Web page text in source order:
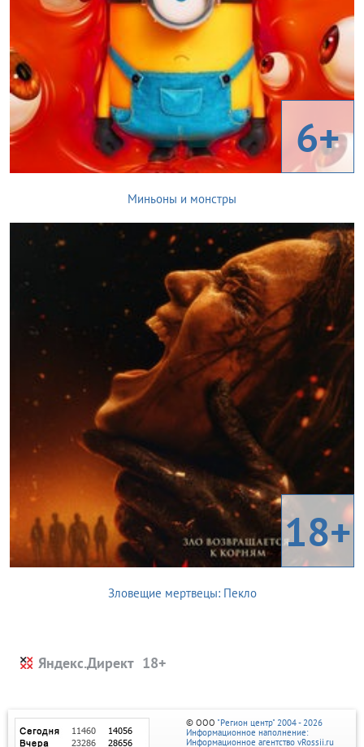
6+
Миньоны и монстры
18+
Зловещие мертвецы: Пекло
Яндекс.Директ
© ООО "Регион центр" 2004 - 2026
Информационное наполнение:
Информационное агентство vRossii.ru